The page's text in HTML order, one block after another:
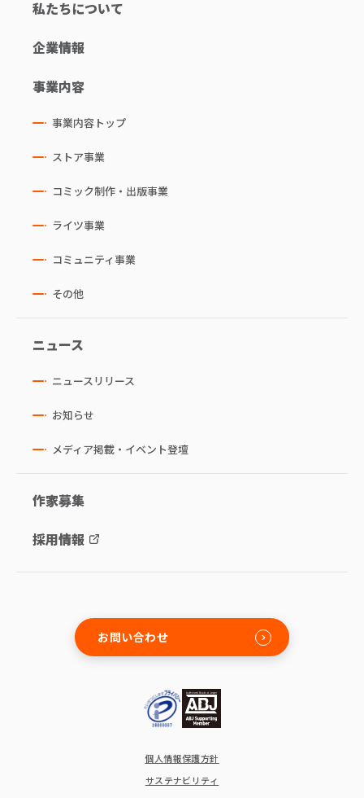
私たちについて
企業情報
事業内容
事業内容トップ
ストア事業
コミック制作・出版事業
ライツ事業
コミュニティ事業
その他
ニュース
ニュースリリース
お知らせ
メディア掲載・イベント登壇
作家募集
採用情報
お問い合わせ
個人情報保護方針
サステナビリティ